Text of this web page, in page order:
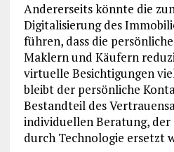
Andererseits könnte die
Digitalisierung des
führen, dass die
Maklern und Käufern
virtuelle Besichtigungen
bleibt der persönliche
Bestandteil des
individuellen Beratung,
durch Technologie ersetzt